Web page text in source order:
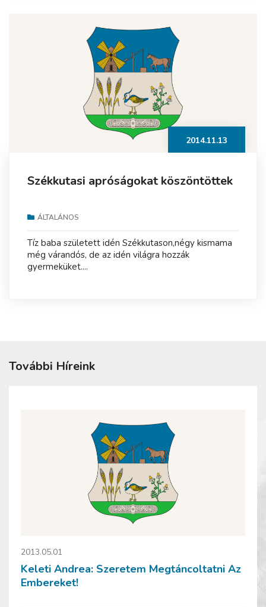
2014.11.13
Székkutasi apróságokat köszöntöttek
ÁLTALÁNOS
Tíz baba született idén Székkutason,négy kismama
még várandós, de az idén világra hozzák
gyermeküket....
További Híreink
2013.05.01
Keleti Andrea: Szeretem Megtáncoltatni Az
Embereket!